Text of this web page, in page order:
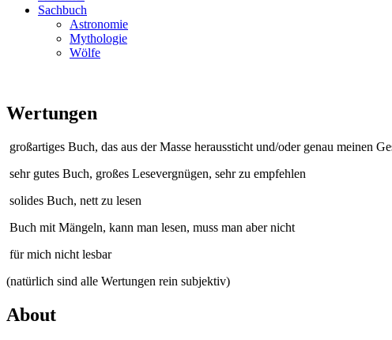
Sachbuch
Astronomie
Mythologie
Wölfe
Wertungen
großartiges Buch, das aus der Masse heraussticht und/oder genau meinen
sehr gutes Buch, großes Lesevergnügen, sehr zu empfehlen
solides Buch, nett zu lesen
Buch mit Mängeln, kann man lesen, muss man aber nicht
für mich nicht lesbar
(natürlich sind alle Wertungen rein subjektiv)
About